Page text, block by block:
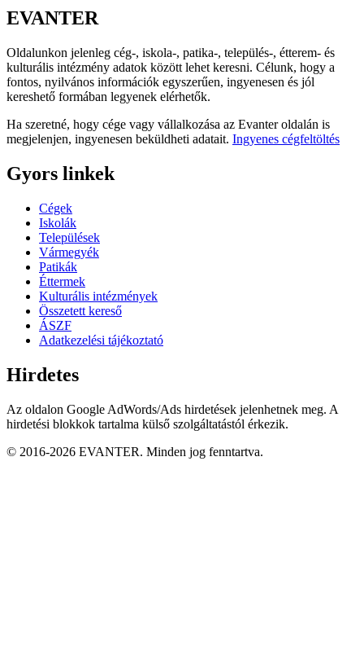
EVANTER
Oldalunkon jelenleg cég-, iskola-, patika-, település-, étterem- és
kulturális intézmény adatok között lehet keresni. Célunk, hogy a
fontos, nyilvános információk egyszerűen, ingyenesen és jól
kereshető formában legyenek elérhetők.
Ha szeretné, hogy cége vagy vállalkozása az Evanter oldalán is
megjelenjen, ingyenesen beküldheti adatait. Ingyenes cégfeltöltés
Gyors linkek
Cégek
Iskolák
Települések
Vármegyék
Patikák
Éttermek
Kulturális intézmények
Összetett kereső
ÁSZF
Adatkezelési tájékoztató
Hirdetes
Az oldalon Google AdWords/Ads hirdetések jelenhetnek meg. A
hirdetési blokkok tartalma külső szolgáltatástól érkezik.
© 2016-2026 EVANTER. Minden jog fenntartva.